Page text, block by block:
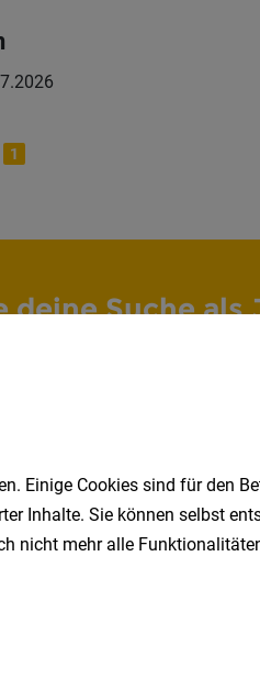
1
deine Suche als
Tirol
Einige Cookies sind für den
Inhalte. Sie können selbst
nicht mehr alle